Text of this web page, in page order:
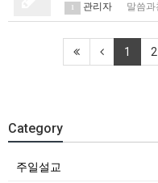
관리자 말씀과
1 2
Category
주일설교